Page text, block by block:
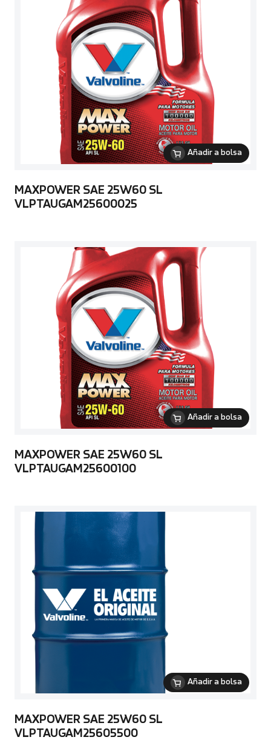
Añadir a bolsa
MAXPOWER SAE 25W60 SL
VLPTAUGAM25600025
Añadir a bolsa
MAXPOWER SAE 25W60 SL
VLPTAUGAM25600100
Añadir a bolsa
MAXPOWER SAE 25W60 SL
VLPTAUGAM25605500